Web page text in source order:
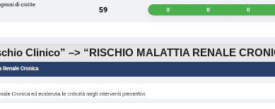
Clinico” –> “RISCHIO MALATTIA RENALE